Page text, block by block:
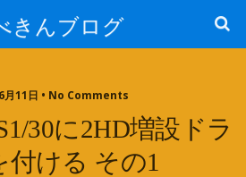
きんブログ
月11日 • No Comments
30に2HD増設ドラ
付ける その1